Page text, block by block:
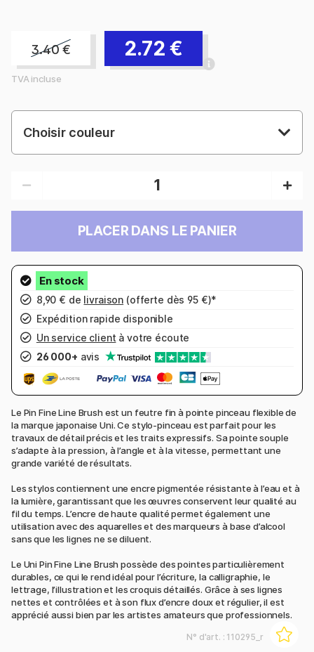
3.40€ 2.72 €
TVA incluse
Choisir couleur
PLACER DANS LE PANIER
8,90 € de livraison (offerte dès 95 €)*
Expédition rapide disponible
Un service client à votre écoute
26 000+ avis
Le Pin Fine Line Brush est un feutre fin à pointe pinceau flexible de
la marque japonaise Uni. Ce stylo-pinceau est parfait pour les
travaux de détail précis et les traits expressifs. Sa pointe souple
s’adapte à la pression, à l’angle et à la vitesse, permettant une
grande variété de résultats.
Les stylos contiennent une encre pigmentée résistante à l’eau et à
la lumière, garantissant que les œuvres conservent leur qualité au
fil du temps. L’encre de haute qualité permet également une
utilisation avec des aquarelles et des marqueurs à base d’alcool
sans que les lignes ne se diluent.
Le Uni Pin Fine Line Brush possède des pointes particulièrement
durables, ce qui le rend idéal pour l’écriture, la calligraphie, le
lettrage, l’illustration et les croquis détaillés. Grâce à ses lignes
nettes et contrôlées et à son flux d’encre doux et régulier, il est
apprécié aussi bien par les artistes amateurs que professionnels.
N° d'art. : 110295_r